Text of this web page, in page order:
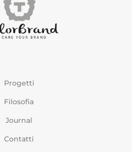
Progetti
Filosofia
Journal
Contatti